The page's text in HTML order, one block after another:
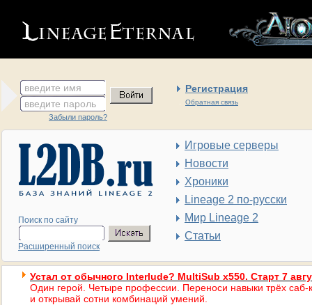
введите имя Регистрация
Обратная связь
введите пароль
Забыли пароль?
Поиск по сайту
Расширенный поиск
Игровые серверы
Новости
Хроники
Lineage 2 по-русски
Мир Lineage 2
Статьи
Устал от обычного Interlude? MultiSub x550. Старт 7
Один герой. Четыре профессии. Переноси навыки трёх саб-
и открывай сотни комбинаций умений.